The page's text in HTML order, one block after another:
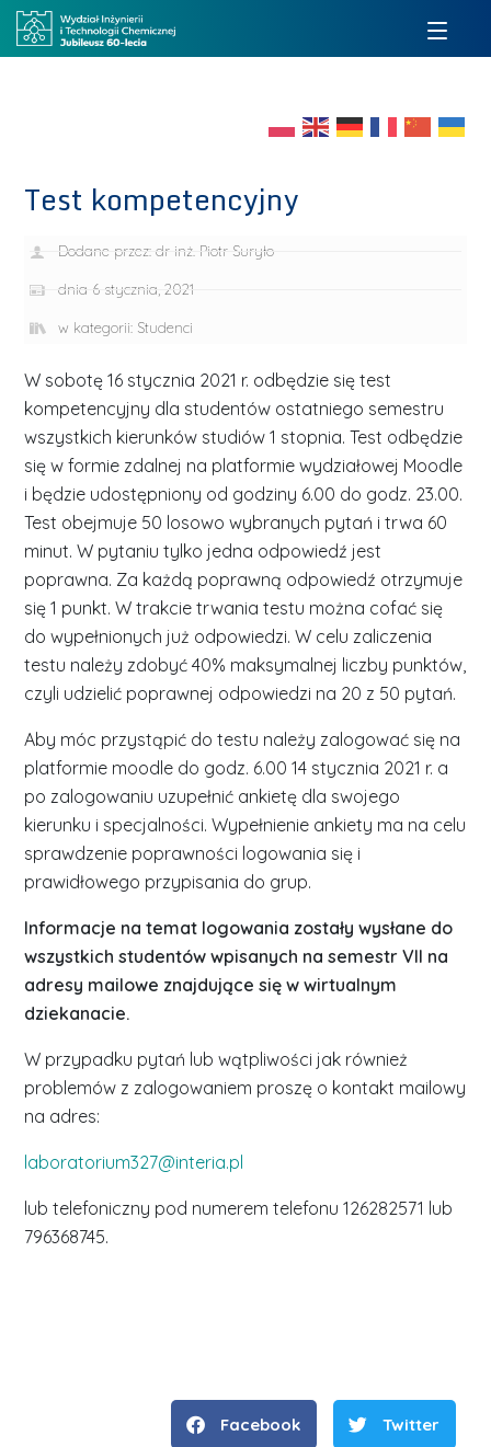
Test kompetencyjny
Dodane przez: dr inż. Piotr Suryło
dnia 6 stycznia, 2021
w kategorii: Studenci
W sobotę 16 stycznia 2021 r. odbędzie się test
kompetencyjny dla studentów ostatniego semestru
wszystkich kierunków studiów 1 stopnia. Test odbędzie
się w formie zdalnej na platformie wydziałowej Moodle
i będzie udostępniony od godziny 6.00 do godz. 23.00.
Test obejmuje 50 losowo wybranych pytań i trwa 60
minut. W pytaniu tylko jedna odpowiedź jest
poprawna. Za każdą poprawną odpowiedź otrzymuje
się 1 punkt. W trakcie trwania testu można cofać się
do wypełnionych już odpowiedzi. W celu zaliczenia
testu należy zdobyć 40% maksymalnej liczby punktów,
czyli udzielić poprawnej odpowiedzi na 20 z 50 pytań.
Aby móc przystąpić do testu należy zalogować się na
platformie moodle do godz. 6.00 14 stycznia 2021 r. a
po zalogowaniu uzupełnić ankietę dla swojego
kierunku i specjalności. Wypełnienie ankiety ma na celu
sprawdzenie poprawności logowania się i
prawidłowego przypisania do grup.
Informacje na temat logowania zostały wysłane do
wszystkich studentów wpisanych na semestr VII na
adresy mailowe znajdujące się w wirtualnym
dziekanacie.
W przypadku pytań lub wątpliwości jak również
problemów z zalogowaniem proszę o kontakt mailowy
na adres:
laboratorium327@interia.pl
lub telefoniczny pod numerem telefonu 126282571 lub
796368745.
Facebook Twitter